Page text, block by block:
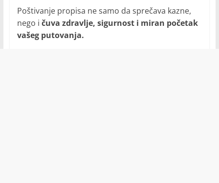
Poštivanje propisa ne samo da sprečava kazne,
nego i čuva zdravlje, sigurnost i miran početak
vašeg putovanja.